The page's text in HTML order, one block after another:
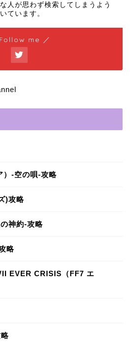
人が思わず検索してしまうよう
ています。
me ／
）-空の唄-攻略
)攻略
神約-攻略
略
EVER CRISIS（FF7 エ